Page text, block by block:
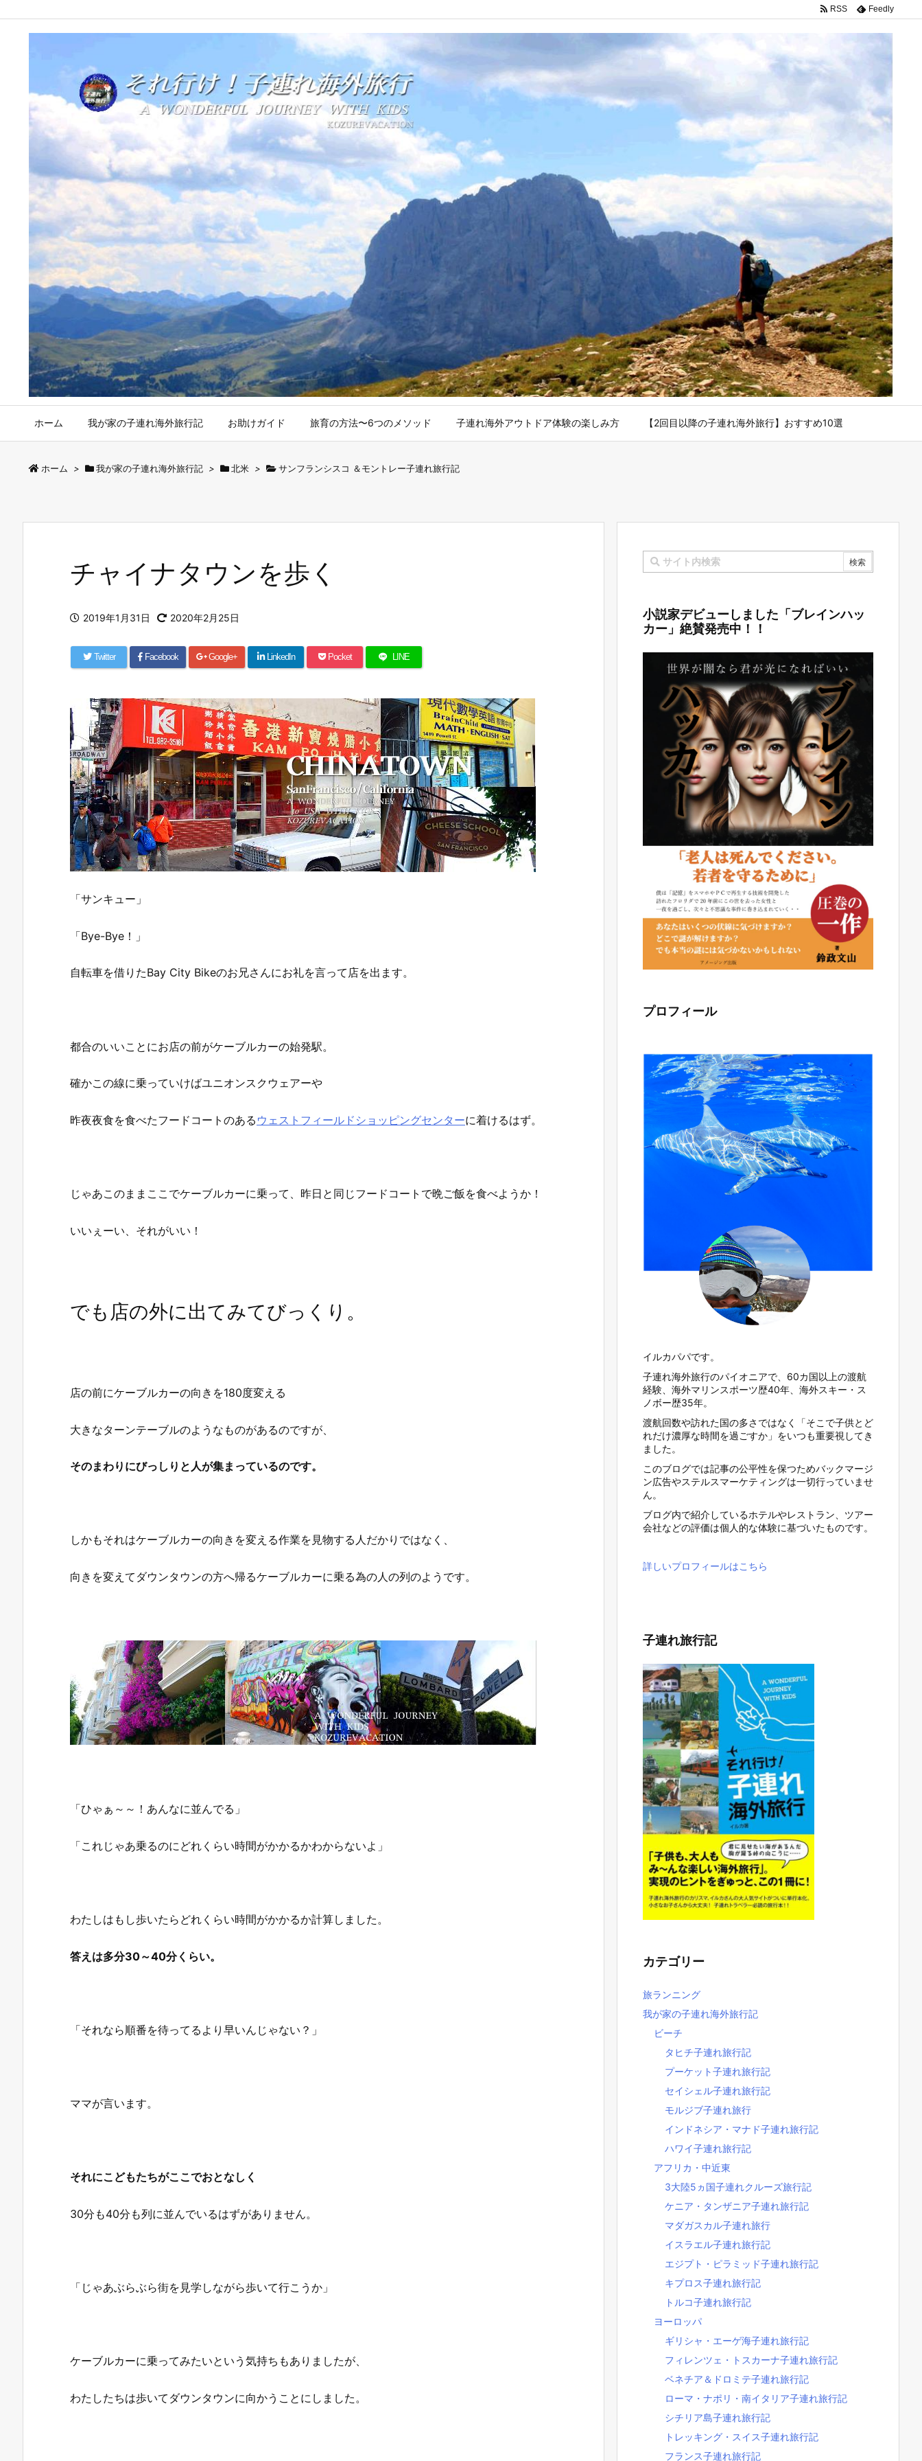
ホーム 我が家の子連れ海外旅行記 お助けガイド 旅育の方法〜6つのメソッド 子連れ海外アウトドア体験の楽しみ方 【2回目以降の子連れ海外旅行】おすすめ10選
RSS Feedly
ホーム > 我が家の子連れ海外旅行記 > 北米 > サンフランシスコ ＆モントレー子連れ旅行記
チャイナタウンを歩く
2019年1月31日 2020年2月25日
Twitter Facebook Google+ LinkedIn Pocket LINE
「サンキュー」
「Bye-Bye！」
自転車を借りたBay City Bikeのお兄さんにお礼を言って店を出ます。
都合のいいことにお店の前がケーブルカーの始発駅。
確かこの線に乗っていけばユニオンスクウェアーや
昨夜夜食を食べたフードコートのある ウェストフィールドショッピングセンターに着けるはず。
じゃあこのままここでケーブルカーに乗って、昨日と同じフードコートで晩ご飯を食べようか！
いいぇーい、それがいい！
でも店の外に出てみてびっくり。
店の前にケーブルカーの向きを180度変える
大きなターンテーブルのようなものがあるのですが、
そのまわりにびっしりと人が集まっているのです。
しかもそれはケーブルカーの向きを変える作業を見物する人だかりではなく、
向きを変えてダウンタウンの方へ帰るケーブルカーに乗る為の人の列のようです。
「ひゃぁ～～！あんなに並んでる」
「これじゃあ乗るのにどれくらい時間がかかるかわからないよ」
わたしはもし歩いたらどれくらい時間がかかるか計算しました。
答えは多分30～40分くらい。
「それなら順番を待ってるより早いんじゃない？」
ママが言います。
それにこどもたちがここでおとなしく
30分も40分も列に並んでいるはずがありません。
「じゃあぶらぶら街を見学しながら歩いて行こうか」
ケーブルカーに乗ってみたいという気持ちもありましたが、
わたしたちは歩いてダウンタウンに向かうことにしました。
小説家デビューしました「ブレインハッ
カー」絶賛発売中！！
プロフィール
イルカパパです。
子連れ海外旅行のパイオニアで、60カ国以上の渡航
経験、海外マリンスポーツ歴40年、海外スキー・ス
ノボー歴35年。
渡航回数や訪れた国の多さではなく「そこで子供とど
れだけ濃厚な時間を過ごすか」をいつも重要視してき
ました。
このブログでは記事の公平性を保つためバックマージ
ン広告やステルスマーケティングは一切行っていませ
ん。
ブログ内で紹介しているホテルやレストラン、ツアー
会社などの評価は個人的な体験に基づいたものです。
詳しいプロフィールはこちら
子連れ旅行記
カテゴリー
旅ランニング
我が家の子連れ海外旅行記
ビーチ
タヒチ子連れ旅行記
プーケット子連れ旅行記
セイシェル子連れ旅行記
モルジブ子連れ旅行
インドネシア・マナド子連れ旅行記
ハワイ子連れ旅行記
アフリカ・中近東
3大陸5ヵ国子連れクルーズ旅行記
ケニア・タンザニア子連れ旅行記
マダガスカル子連れ旅行
イスラエル子連れ旅行記
エジプト・ピラミッド子連れ旅行記
キプロス子連れ旅行記
トルコ子連れ旅行記
ヨーロッパ
ギリシャ・エーゲ海子連れ旅行記
フィレンツェ・トスカーナ子連れ旅行記
ベネチア＆ドロミテ子連れ旅行記
ローマ・ナポリ・南イタリア子連れ旅行記
シチリア島子連れ旅行記
トレッキング・スイス子連れ旅行記
フランス子連れ旅行記